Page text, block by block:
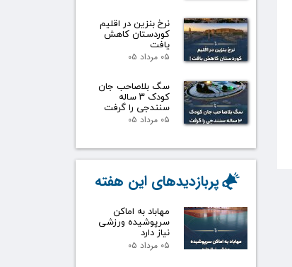
نرخ بنزین در اقلیم
کوردستان کاهش
یافت
۰۵ مرداد ۰۵
سگ بلاصاحب جان
کودک ۳ ساله
سنندجی را گرفت
۰۵ مرداد ۰۵
مهاباد به اماکن
سرپوشیده ورزشی
نیاز دارد
۰۵ مرداد ۰۵
پربازدیدهای این هفته